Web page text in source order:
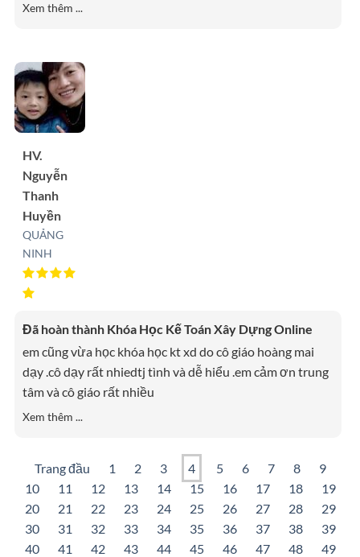
Xem thêm ...
HV.
Nguyễn
Thanh
Huyền
QUẢNG
NINH
Đã hoàn thành Khóa Học Kế Toán Xây Dựng Online
em cũng vừa học khóa học kt xd do cô giáo hoàng mai
dạy .cô dạy rất nhiedtj tình và dễ hiểu .em cảm ơn trung
tâm và cô giáo rất nhiều
Xem thêm ...
Trang đầu 1 2 3 4 5 6 7 8
9
10
11 12 13 14 15 16 17 18
19
20
21 22 23 24 25 26 27 28
29
30
31 32 33 34 35 36 37 38
39
40
41 42 43 44 45 46 47 48
49